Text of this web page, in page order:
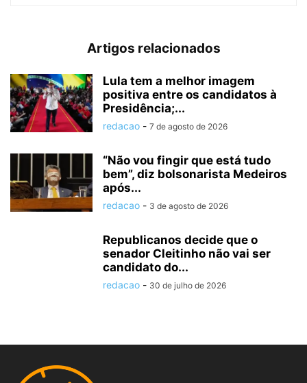
Artigos relacionados
Lula tem a melhor imagem
positiva entre os candidatos à
Presidência;...
redacao - 7 de agosto de 2026
“Não vou fingir que está tudo
bem”, diz bolsonarista Medeiros
após...
redacao - 3 de agosto de 2026
Republicanos decide que o
senador Cleitinho não vai ser
candidato do...
redacao - 30 de julho de 2026